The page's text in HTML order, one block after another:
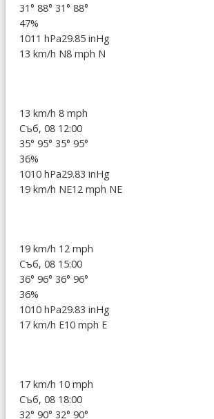
31° 88° 31° 88°
47%
1011 hPa29.85 inHg
13 km/h N8 mph N
13 km/h 8 mph
Съб, 08 12:00
35° 95° 35° 95°
36%
1010 hPa29.83 inHg
19 km/h NE12 mph NE
19 km/h 12 mph
Съб, 08 15:00
36° 96° 36° 96°
36%
1010 hPa29.83 inHg
17 km/h E10 mph E
17 km/h 10 mph
Съб, 08 18:00
32° 90° 32° 90°